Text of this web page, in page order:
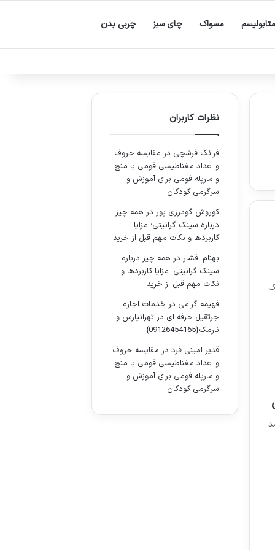
متابولیسم مسواک چای سبز چربی بدن
نظرات کاربران
فرانک فرشچی در مقایسه حروف
و اعداد مغناطیسی فومی با منچ
و مارپله فومی برای آموزش و
سرگرمی کودکان
کوروش گودرزی پوردر همه چیز
درباره سینک گرانیتی؛ مزایا
کاربردها و نکات مهم قبل از خرید
بهنام افشاردر همه چیز درباره
سینک گرانیتی؛ مزایا کاربردها و
نکات مهم قبل از خرید
فهیمه گرامی در خدمات اجاره
جرثقیل حرفه ای در تهرانپارس و
نارمک{09126454165}
قدیر امینی فرددر مقایسه حروف
و اعداد مغناطیسی فومی با منچ
و مارپله فومی برای آموزش و
سرگرمی کودکان